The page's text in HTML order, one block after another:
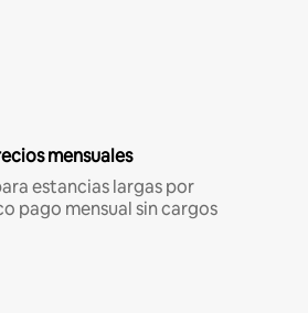
mensuales
estancias largas por
pago mensual sin cargos